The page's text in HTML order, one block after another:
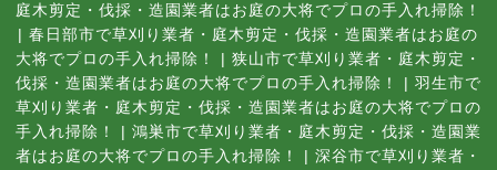
庭木剪定・伐採・造園業者はお庭の大将でプロの手入れ掃除！
| 春日部市で草刈り業者・庭木剪定・伐採・造園業者はお庭の
大将でプロの手入れ掃除！
| 狭山市で草刈り業者・庭木剪定・
伐採・造園業者はお庭の大将でプロの手入れ掃除！
| 羽生市で
草刈り業者・庭木剪定・伐採・造園業者はお庭の大将でプロの
手入れ掃除！
| 鴻巣市で草刈り業者・庭木剪定・伐採・造園業
者はお庭の大将でプロの手入れ掃除！
| 深谷市で草刈り業者・